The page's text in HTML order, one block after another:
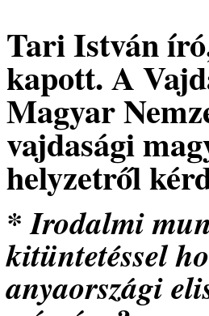
Tari István
kapott. A
Magyar
vajdasági
helyzetről
* Irodalmi
kitüntetéssel
anyaországi